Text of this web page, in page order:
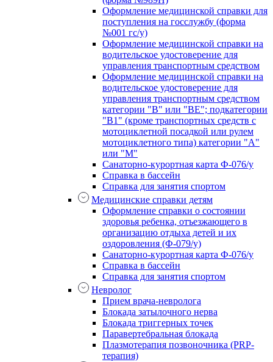
Оформление медицинской справки для
поступления на госслужбу (форма
№001 гс/у)
Оформление медицинской справки на
водительское удостоверение для
управления транспортным средством
Оформление медицинской справки на
водительское удостоверение для
управления транспортным средством
категории "В" или "BE"; подкатегории
"В1" (кроме транспортных средств с
мотоциклетной посадкой или рулем
мотоциклетного типа) категории "А"
или "М"
Санаторно-курортная карта Ф-076/у
Справка в бассейн
Справка для занятия спортом
Медицинские справки детям
Оформление справки о состоянии
здоровья ребенка, отъезжающего в
организацию отдыха детей и их
оздоровления (Ф-079/у)
Санаторно-курортная карта Ф-076/у
Справка в бассейн
Справка для занятия спортом
Невролог
Прием врача-невролога
Блокада затылочного нерва
Блокада триггерных точек
Паравертебральная блокада
Плазмотерапия позвоночника (PRP-
терапия)